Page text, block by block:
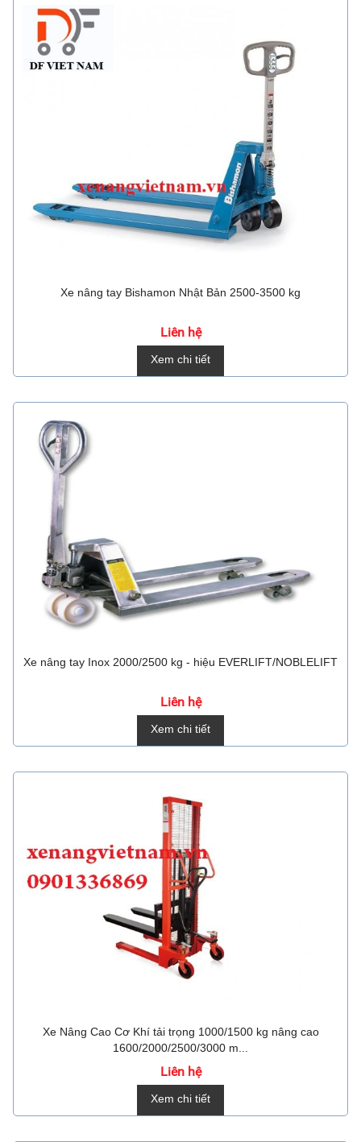
Xe nâng tay Bishamon Nhật Bản 2500-3500 kg
Liên hệ
Xem chi tiết
Xe nâng tay Inox 2000/2500 kg - hiệu EVERLIFT/NOBLELIFT
Liên hệ
Xem chi tiết
Xe Nâng Cao Cơ Khí tải trọng 1000/1500 kg nâng cao
1600/2000/2500/3000 m...
Liên hệ
Xem chi tiết